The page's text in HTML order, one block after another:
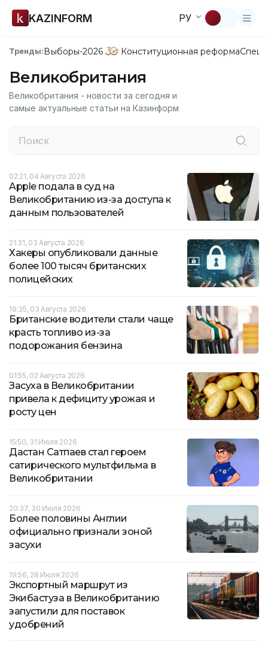
KAZINFORM РУ
Тренды:Выборы-2026 Конституционная реформа
Великобритания
Великобритания - новости за сегодня и
самые актуальные статьи на Казинформ
02:21, 04 Августа 2026
Apple подала в суд на
Великобританию из-за доступа к
данным пользователей
21:31, 03 Августа 2026
Хакеры опубликовали данные
более 100 тысяч британских
полицейских
19:35, 03 Августа 2026
Британские водители стали чаще
красть топливо из-за
подорожания бензина
01:55, 02 Августа 2026
Засуха в Великобритании
привела к дефициту урожая и
росту цен
15:50, 31 Июля 2026
Дастан Сатпаев стал героем
сатирического мультфильма в
Великобритании
20:37, 30 Июля 2026
Более половины Англии
официально признали зоной
засухи
19:56, 28 Июля 2026
Экспортный маршрут из
Экибастуза в Великобританию
запустили для поставок
удобрений